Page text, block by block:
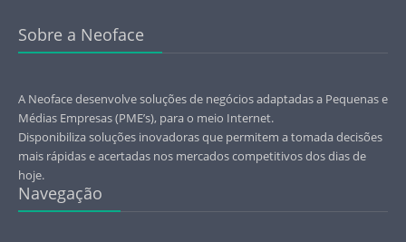
Sobre a Neoface
A Neoface desenvolve soluções de negócios adaptadas a Pequenas e
Médias Empresas (PME’s), para o meio Internet.
Disponibiliza soluções inovadoras que permitem a tomada decisões
mais rápidas e acertadas nos mercados competitivos dos dias de
hoje.
Navegação